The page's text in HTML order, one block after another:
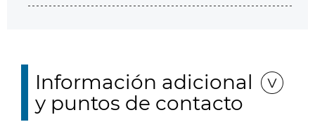
Información adicional
y puntos de contacto